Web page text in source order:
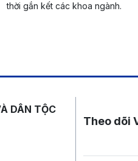
thời gắn kết các khoa ngành.
DÂN TỘC
Theo dõi